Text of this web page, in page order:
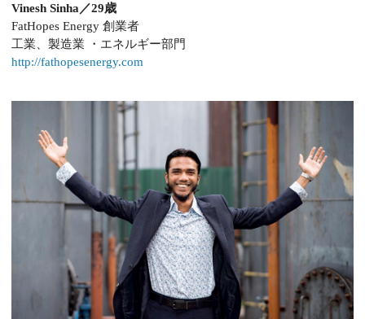
Vinesh Sinha／29歳
FatHopes Energy 創業者
工業、製造業 ・エネルギー部門
http://fathopesenergy.com